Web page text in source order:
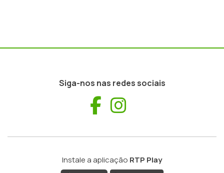
Siga-nos nas redes sociais
Facebook
Instale a aplicação RTP Play